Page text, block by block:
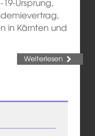
in Kärnten und
Weiterlesen